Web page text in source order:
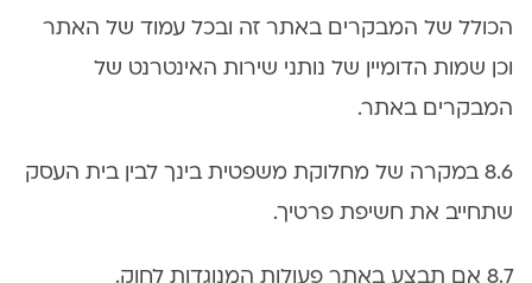
הכולל של המבקרים באתר זה ובכל עמוד של האתר
וכן שמות הדומיין של נותני שירות האינטרנט של
המבקרים באתר.
8.6 במקרה של מחלוקת משפטית בינך לבין בית העסק
שתחייב את חשיפת פרטיך.
8.7 אם תבצע באתר פעולות המנוגדות לחוק.